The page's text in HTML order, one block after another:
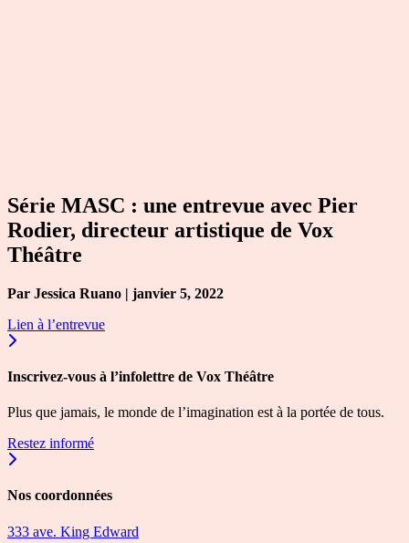
Série MASC : une entrevue avec Pier
Rodier, directeur artistique de Vox
Théâtre
Par Jessica Ruano | janvier 5, 2022
Lien à l’entrevue
Inscrivez-vous à l’infolettre de Vox Théâtre
Plus que jamais, le monde de l’imagination est à la portée de tous.
Restez informé
Nos coordonnées
333 ave. King Edward